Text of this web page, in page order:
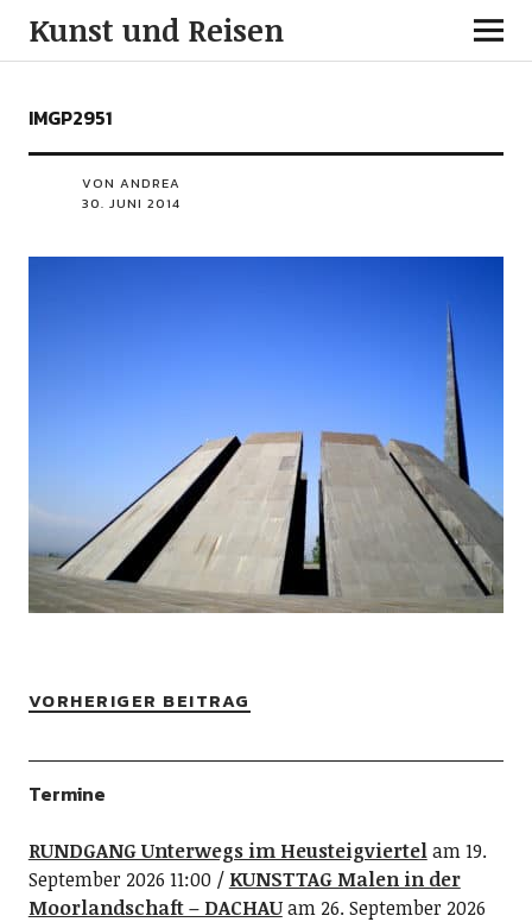
Kunst und Reisen
IMGP2951
VON ANDREA
30. JUNI 2014
VORHERIGER BEITRAG
Termine
RUNDGANG Unterwegs im Heusteigviertelam 19.
September 2026 11:00
KUNSTTAG Malen in der
Moorlandschaft – DACHAUam 26. September 2026